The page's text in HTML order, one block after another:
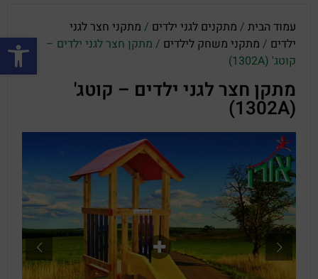
פתח
עמוד הבית / מתקנים לגני ילדים / מתקני חצר לגני
ילדים / מתקני משחק לילדים / מתקן חצר לגני ילדים –
קוטג' (1302A)
מתקן חצר לגני ילדים – קוטג'
(1302A)